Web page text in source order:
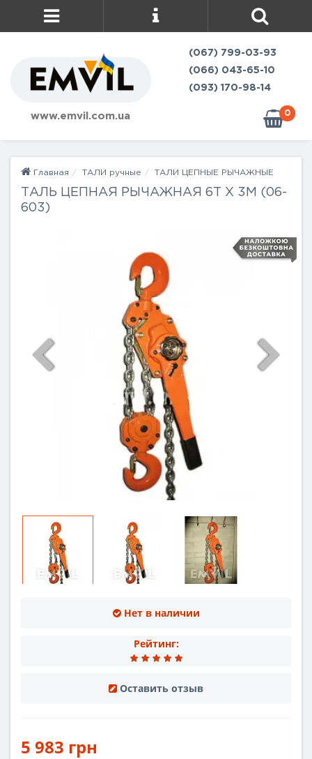
www.emvil.com.ua
(067) 799-03-93
(066) 043-65-10
(093) 170-98-14
0
Главная ТАЛИ ручные ТАЛИ ЦЕПНЫЕ РЫЧАЖНЫЕ
ТАЛЬ ЦЕПНАЯ РЫЧАЖНАЯ 6Т Х 3М (06-
603)
Нет в наличии
Рейтинг:
Оставить отзыв
5 983 грн